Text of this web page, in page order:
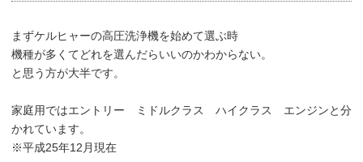
まずケルヒャーの高圧洗浄機を始めて選ぶ時
機種が多くてどれを選んだらいいのかわからない。
と思う方が大半です。
家庭用ではエントリー ミドルクラス ハイクラス エンジンと分
かれています。
※平成25年12月現在